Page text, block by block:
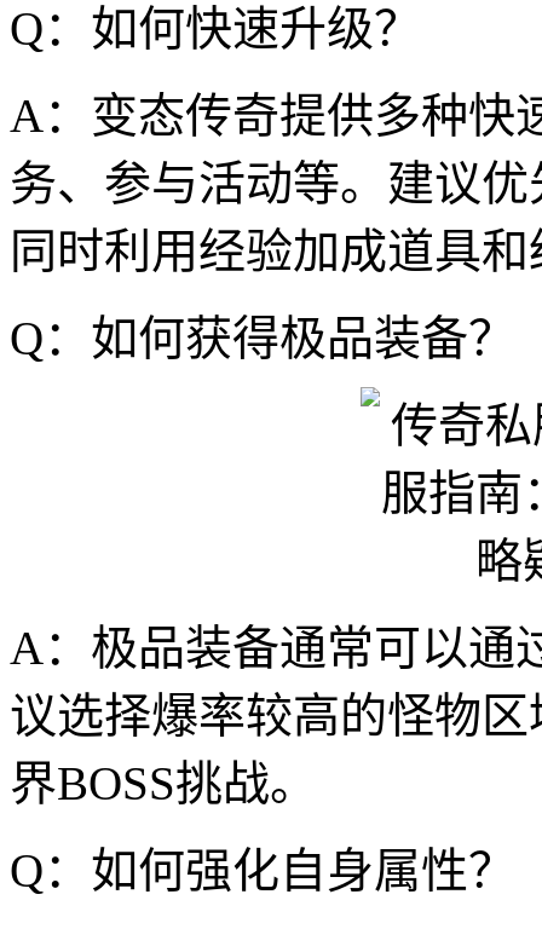
Q：如何快速升级？
A：变态传奇提供多种快
务、参与活动等。建议
同时利用经验加成道具
Q：如何获得极品装备？
A：极品装备通常可以通
议选择爆率较高的怪物
界BOSS挑战。
Q：如何强化自身属性？